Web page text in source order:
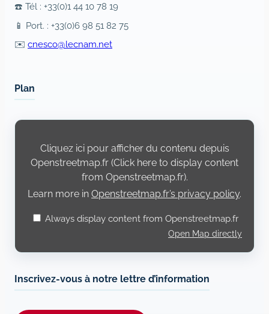
☎️ Tél : +33(0)1 44 10 78 19
📱 Port. : +33(0)6 98 51 82 75
✉️ cnesco@lecnam.net
Plan
Display
Openstreetmap.fr
Cliquez ici pour afficher du contenu depuis
Openstreetmap.fr (Click here to display content
from Openstreetmap.fr).
Learn more in Openstreetmap.fr’s privacy policy.
Always display content from Openstreetmap.fr
Open Map directly
Inscrivez-vous à notre lettre d’information